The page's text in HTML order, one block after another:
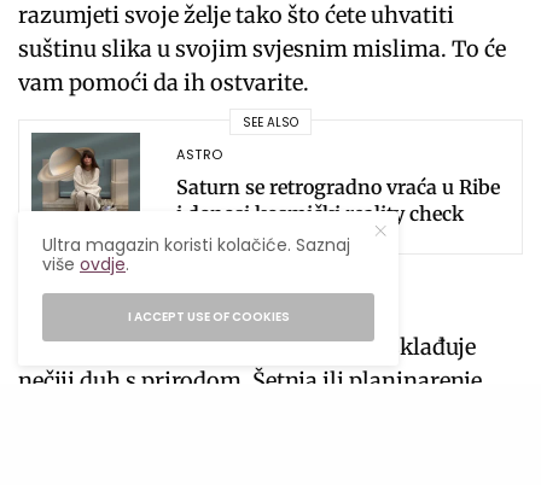
razumjeti svoje želje tako što ćete uhvatiti
suštinu slika u svojim svjesnim mislima. To će
vam pomoći da ih ostvarite.
SEE ALSO
ASTRO
Saturn se retrogradno vraća u Ribe
i donosi kosmički reality check
Važno je povezati se sa prirodom
Šumsko kupanje je aktivnost koja usklađuje
nečiji duh s prirodom. Šetnja ili planinarenje
Ultra magazin koristi kolačiće. Saznaj
višeovdje.
I ACCEPT USE OF COOKIES